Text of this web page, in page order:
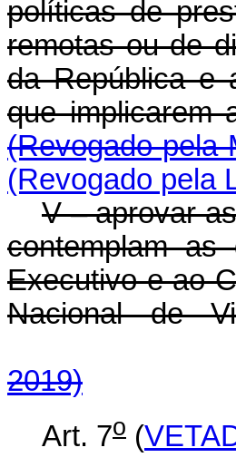
políticas de
remotas ou de
da República e
que
(Revogado pela
(Revogado pela
V – aprovar
contemplam
Executivo e ao
Nacional de
2019)
Art. 7o (